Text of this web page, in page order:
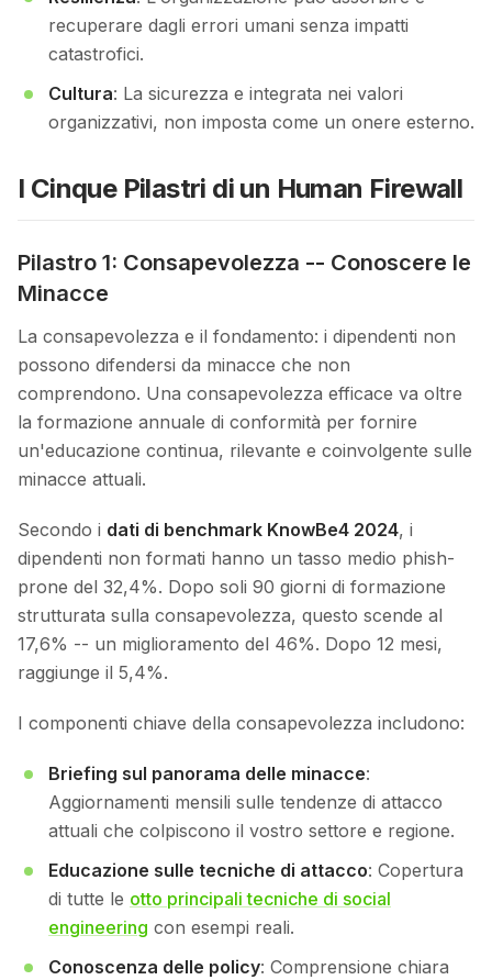
recuperare dagli errori umani senza impatti
catastrofici.
Cultura: La sicurezza e integrata nei valori
organizzativi, non imposta come un onere esterno.
I Cinque Pilastri di un Human Firewall
Pilastro 1: Consapevolezza -- Conoscere le
Minacce
La consapevolezza e il fondamento: i dipendenti non
possono difendersi da minacce che non
comprendono. Una consapevolezza efficace va oltre
la formazione annuale di conformità per fornire
un'educazione continua, rilevante e coinvolgente sulle
minacce attuali.
Secondo i dati di benchmark KnowBe4 2024, i
dipendenti non formati hanno un tasso medio phish-
prone del 32,4%. Dopo soli 90 giorni di formazione
strutturata sulla consapevolezza, questo scende al
17,6% -- un miglioramento del 46%. Dopo 12 mesi,
raggiunge il 5,4%.
I componenti chiave della consapevolezza includono:
Briefing sul panorama delle minacce:
Aggiornamenti mensili sulle tendenze di attacco
attuali che colpiscono il vostro settore e regione.
Educazione sulle tecniche di attacco: Copertura
di tutte le otto principali tecniche di social
engineering con esempi reali.
Conoscenza delle policy: Comprensione chiara